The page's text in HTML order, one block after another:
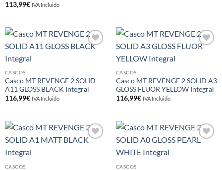
113,99€ IVA Incluido
CASCOS
Casco MT REVENGE 2 SOLID
A11 GLOSS BLACK Integral
116,99€ IVA Incluido
CASCOS
Casco MT REVENGE 2 SOLID A3
GLOSS FLUOR YELLOW Integral
116,99€ IVA Incluido
CASCOS CASCOS